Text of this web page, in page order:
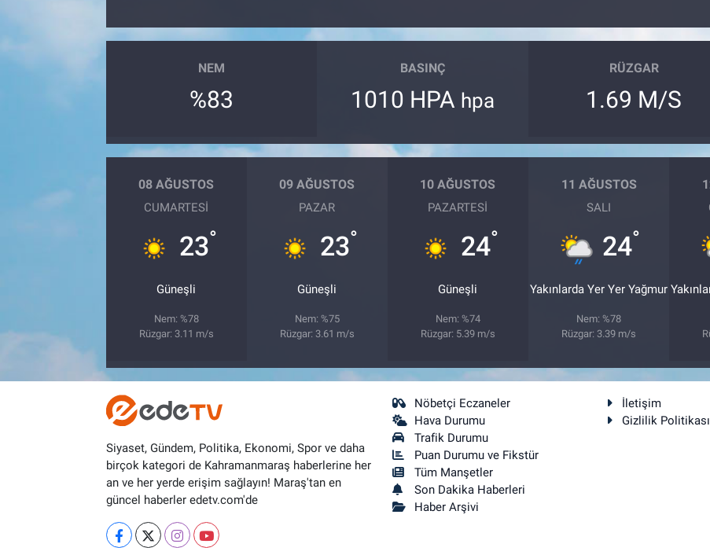
NEM
%83
BASINÇ
1010 HPA hpa
RÜZGAR
1.69 M/S
08 AĞUSTOS
CUMARTESI
23°
Güneşli
Nem: %78
Rüzgar: 3.11 m/s
09 AĞUSTOS
PAZAR
23°
Güneşli
Nem: %75
Rüzgar: 3.61 m/s
10 AĞUSTOS
PAZARTESI
24°
Güneşli
Nem: %74
Rüzgar: 5.39 m/s
11 AĞUSTOS
SALI
24°
Yakınlarda Yer Yer Yağmur
Nem: %78
Rüzgar: 3.39 m/s
Siyaset, Gündem, Politika, Ekonomi, Spor ve daha
birçok kategori de Kahramanmaraş haberlerine her
an ve her yerde erişim sağlayın! Maraş'tan en
güncel haberler edetv.com'de
Nöbetçi Eczaneler
Hava Durumu
Trafik Durumu
Puan Durumu ve Fikstür
Tüm Manşetler
Son Dakika Haberleri
Haber Arşivi
İletişim
Gizlilik Politikası